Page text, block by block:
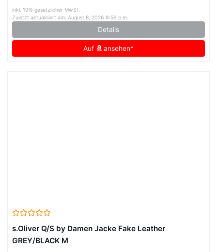
inkl. 19% gesetzlicher MwSt.
Zuletzt aktualisiert am: August 8, 2026 9:56 p.m.
Details
Auf ansehen*
s.Oliver Q/S by Damen Jacke Fake Leather
GREY/BLACK M